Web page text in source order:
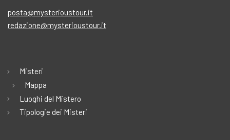
posta@mysterioustour.it
redazione@mysterioustour.it
Misteri
Mappa
Luoghi del Mistero
Tipologie dei Misteri